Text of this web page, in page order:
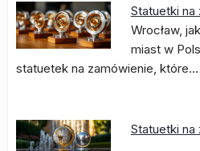
Statuetki na
Wrocław,
miast w
statuetek na zamówienie, które…
Statuetki na